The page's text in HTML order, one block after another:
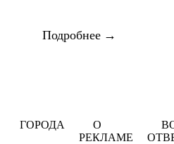
Подробнее
ГОРОДА
О
РЕКЛАМЕ